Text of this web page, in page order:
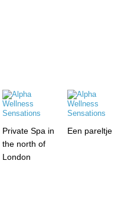
Private Spa in
the north of
London
Een pareltje